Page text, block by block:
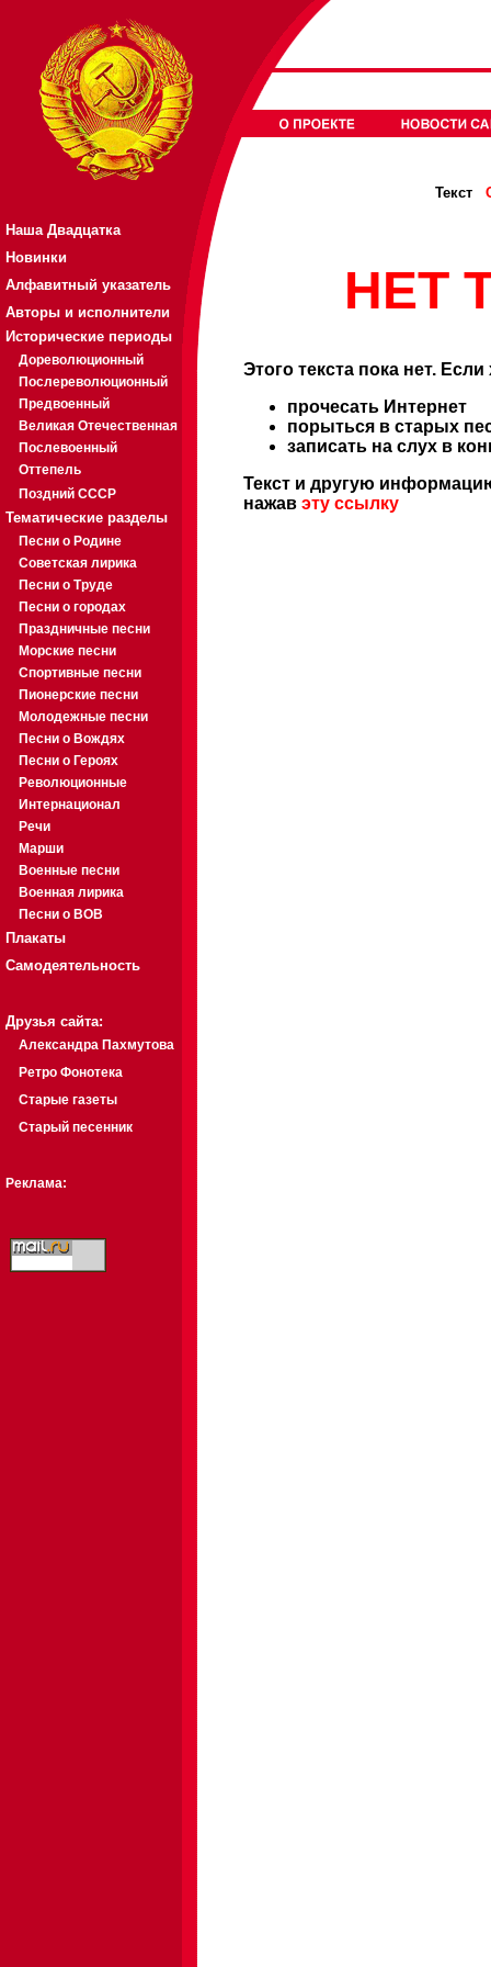
Наша Двадцатка
Новинки
Алфавитный указатель
Авторы и исполнители
Исторические периоды
Дореволюционный
Послереволюционный
Предвоенный
Великая Отечественная
Послевоенный
Оттепель
Поздний СССР
Тематические разделы
Песни о Родине
Советская лирика
Песни о Труде
Песни о городах
Праздничные песни
Морские песни
Спортивные песни
Пионерские песни
Молодежные песни
Песни о Вождях
Песни о Героях
Революционные
Интернационал
Речи
Марши
Военные песни
Военная лирика
Песни о ВОВ
Плакаты
Самодеятельность
Друзья сайта:
Александра Пахмутова
Ретро Фонотека
Старые газеты
Старый песенник
Реклама:
Текст
НЕТ
Этого текста пока нет.
прочесать Интернет
порыться в старых
записать на слух в
Текст и другую
нажав эту ссылку